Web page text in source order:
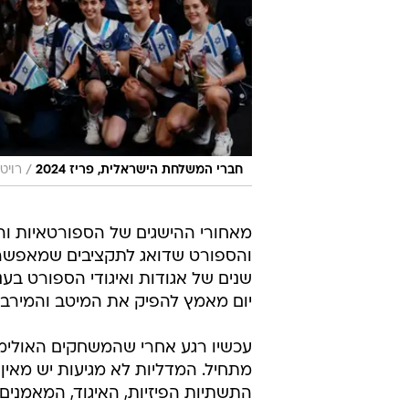
חברי המשלחת הישראלית, פריז 2024 /